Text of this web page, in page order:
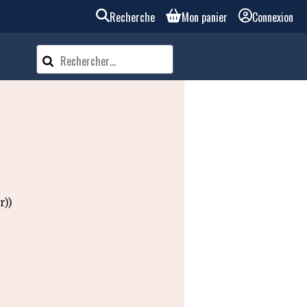
Recherche Mon panier Connexion